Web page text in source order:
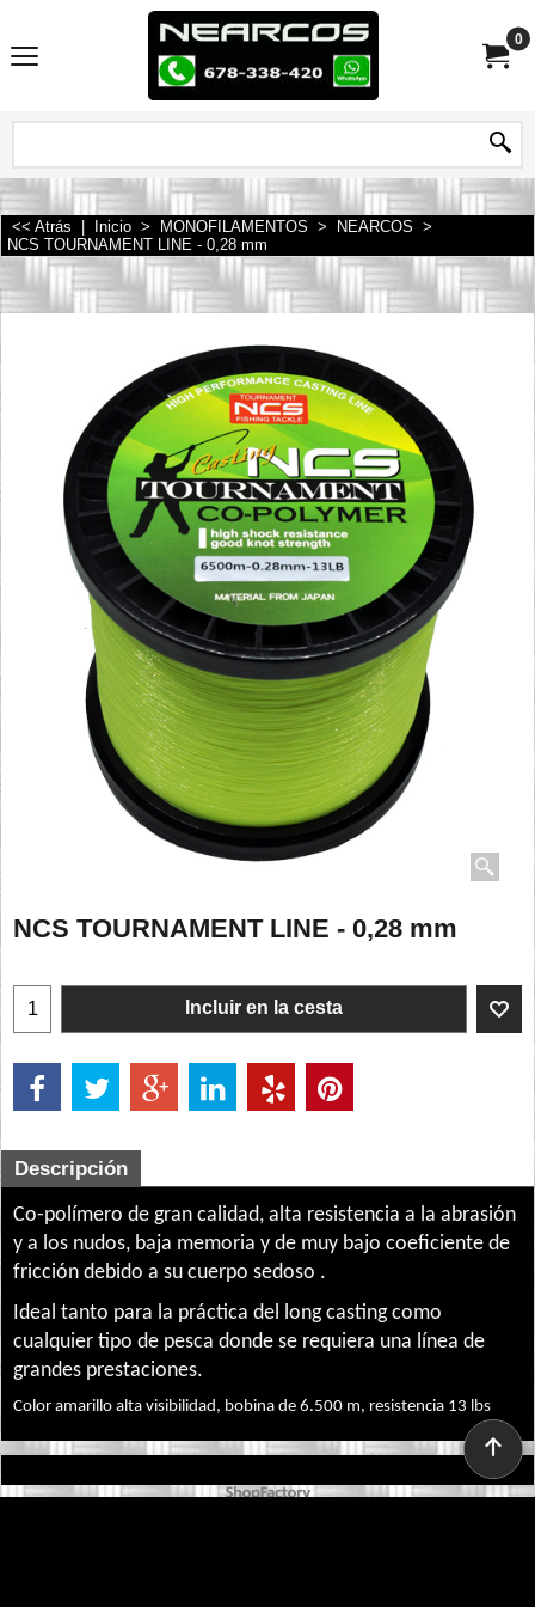
0
<< Atrás Inicio > MONOFILAMENTOS > NEARCOS >
NCS TOURNAMENT LINE - 0,28 mm
NCS TOURNAMENT LINE - 0,28 mm
Incluir en la cesta
Descripción
Co-polímero de gran calidad, alta resistencia a la abrasión
y a los nudos, baja memoria y de muy bajo coeficiente de
fricción debido a su cuerpo sedoso .
Ideal tanto para la práctica del long casting como
cualquier tipo de pesca donde se requiera una línea de
grandes prestaciones.
Color amarillo alta visibilidad, bobina de 6.500 m, resistencia 13 lbs
To create online store ShopFactory eCommerce software was used.